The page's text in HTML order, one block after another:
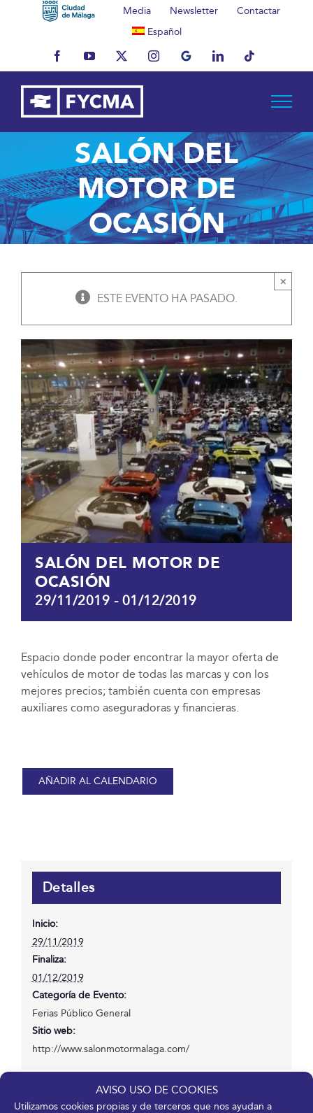
AVISO USO DE COOKIES
Utilizamos cookies propias y de terceros que nos ayudan a
Media Newsletter
Contactar
Español
FacebookYouTubeX InstagramMyBusinessLinkedInTiktok
SALÓN DEL
MOTOR DE
OCASIÓN
ESTE EVENTO HA PASADO.
×
SALÓN DEL MOTOR DE
OCASIÓN
29/11/2019 - 01/12/2019
Espacio donde poder encontrar la mayor oferta de
vehículos de motor de todas las marcas y con los
mejores precios; también cuenta con empresas
auxiliares como aseguradoras y financieras.
AÑADIR AL CALENDARIO
Detalles
Inicio:
29/11/2019
Finaliza:
01/12/2019
Categoría de Evento:
Ferias Público General
Sitio web:
http://www.salonmotormalaga.com/